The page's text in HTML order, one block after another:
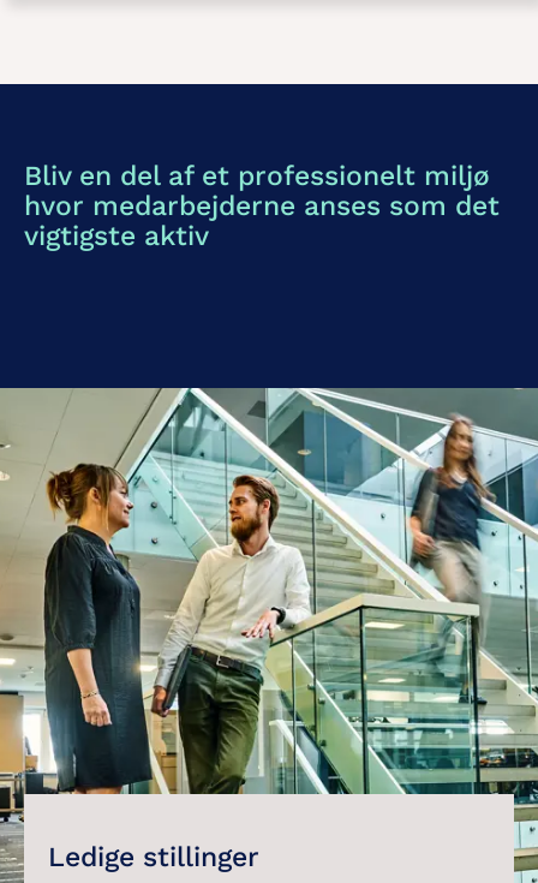
Bliv en del af et professionelt miljø
hvor medarbejderne anses som det
vigtigste aktiv
Ledige stillinger